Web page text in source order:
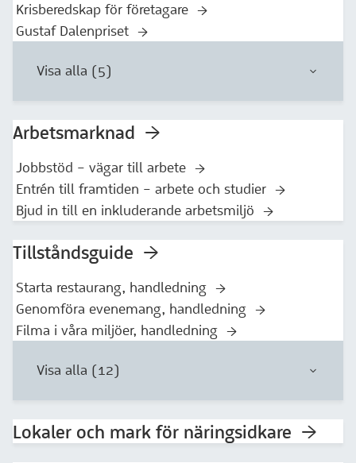
Krisberedskap för företagare
Gustaf Dalenpriset
Visa alla (5)
Arbetsmarknad
Jobbstöd – vägar till arbete
Entrén till framtiden – arbete och studier
Bjud in till en inkluderande arbetsmiljö
Tillståndsguide
Starta restaurang, handledning
Genomföra evenemang, handledning
Filma i våra miljöer, handledning
Visa alla (12)
Lokaler och mark för näringsidkare